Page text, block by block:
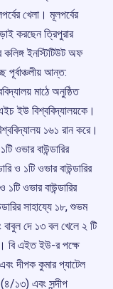
খেলা। মূলপর্বের
করছেন ত্রিপুরার
কলিঙ্গ ইনস্টিটিউট অফ
পূর্বাঞ্চলীয় আন্ত:‌
মাঠে অনুষ্ঠিত
ইউ বিশ্ববিদ্যালয়কে।
১৬১ রান করে।
ওভার বাউন্ডারির
ও ১টি ওভার বাউন্ডারির
ওভার বাউন্ডারির
সাহায্যে ১৮, শুভম
বাবুল দে ১৩ বল খেলে ২ টি
বি এইত ইউ-‌র পক্ষে
দীপক কুমার প্যাটেল
‌১৩) এবং সন্দীপ